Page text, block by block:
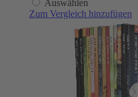
Auswählen
Zum Vergleich hinzufügen